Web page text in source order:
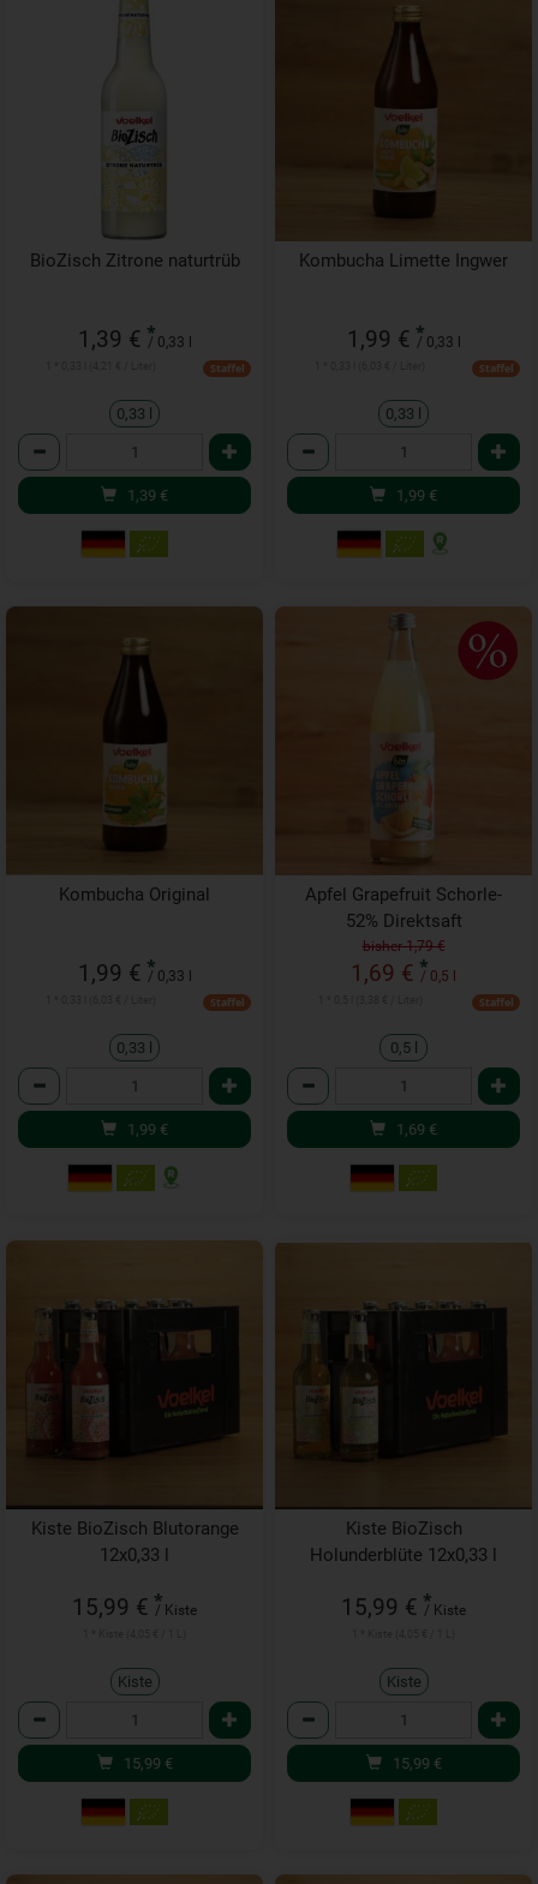
BioZisch Zitrone naturtrüb
1,39 € *
/ 0,33 l
Staffel
0,33 l
Anzahl
1,39 €
Kombucha Limette Ingwer
1,99 € *
/ 0,33 l
Staffel
0,33 l
Anzahl
1,99 €
Kombucha Original
1,99 € *
/ 0,33 l
Staffel
0,33 l
Anzahl
1,99 €
Apfel Grapefruit Schorle-
52% Direktsaft
bisher 1,79 €
1,69 € *
/ 0,5 l
Staffel
0,5 l
Anzahl
1,69 €
Kiste BioZisch Blutorange
12x0,33 l
15,99 € *
/ Kiste
Kiste
Anzahl
15,99 €
Kiste BioZisch
Holunderblüte 12x0,33 l
15,99 € *
/ Kiste
Kiste
Anzahl
15,99 €